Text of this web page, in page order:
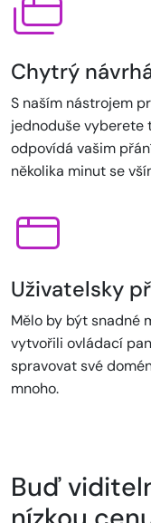
Chytrý
S naším nástrojem
jednoduše vyberete
odpovídá vašim
několika minut se
Uživatelsky
Mělo by být snadné
vytvořili ovládací
spravovat své
mnoho.
Buď